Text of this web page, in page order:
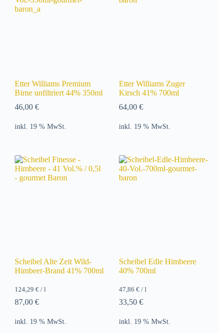
Etter Williams Premium
Birne unfiltriert 44% 350ml
46,00 €
inkl. 19 % MwSt.
Etter Williams Zuger
Kirsch 41% 700ml
64,00 €
inkl. 19 % MwSt.
Scheibel Alte Zeit Wild-
Himbeer-Brand 41% 700ml
124,29 €/ l
87,00 €
inkl. 19 % MwSt.
Scheibel Edle Himbeere
40% 700ml
47,86 €/ l
33,50 €
inkl. 19 % MwSt.